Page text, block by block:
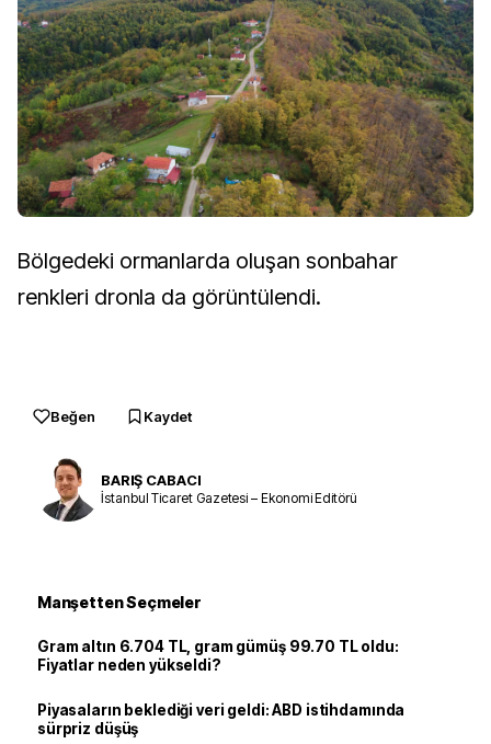
Bölgedeki ormanlarda oluşan sonbahar
renkleri dronla da görüntülendi.
Beğen Kaydet
BARIŞ CABACI
İstanbul Ticaret Gazetesi – Ekonomi Editörü
Manşetten Seçmeler
Gram altın 6.704 TL, gram gümüş 99.70 TL oldu:
Fiyatlar neden yükseldi?
Piyasaların beklediği veri geldi: ABD istihdamında
sürpriz düşüş